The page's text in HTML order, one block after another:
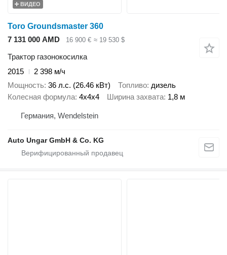
ВИДЕО
Toro Groundsmaster 360
7 131 000 AMD
16 900 € ≈ 19 530 $
Трактор газонокосилка
2015
2 398 м/ч
Мощность 36 л.с. (26.46 кВт) Топливо дизель
Колесная формула 4x4x4 Ширина захвата 1,8 м
Германия, Wendelstein
Auto Ungar GmbH & Co. KG